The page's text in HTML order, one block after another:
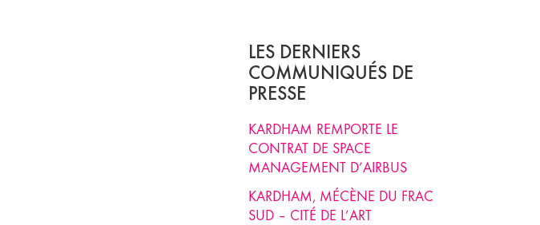
LES DERNIERS
COMMUNIQUÉS DE
PRESSE
KARDHAM REMPORTE LE
CONTRAT DE SPACE
MANAGEMENT D’AIRBUS
KARDHAM, MÉCÈNE DU FRAC
SUD – CITÉ DE L’ART